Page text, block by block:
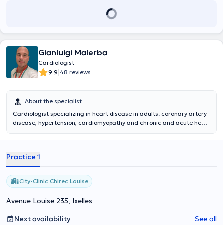
Gianluigi Malerba
Cardiologist
9.9|48 reviews
About the specialist
Cardiologist specializing in heart disease in adults: coronary artery
disease, hypertension, cardiomyopathy and chronic and acute heart
acute heart failure and intensive cardiac care (Second level Master,
Practice 1
City-Clinic Chirec Louise
Avenue Louise 235, Ixelles
Next availability
See all